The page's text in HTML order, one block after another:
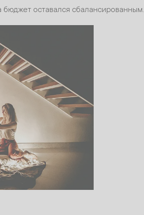
бюджет оставался сбалансированным.